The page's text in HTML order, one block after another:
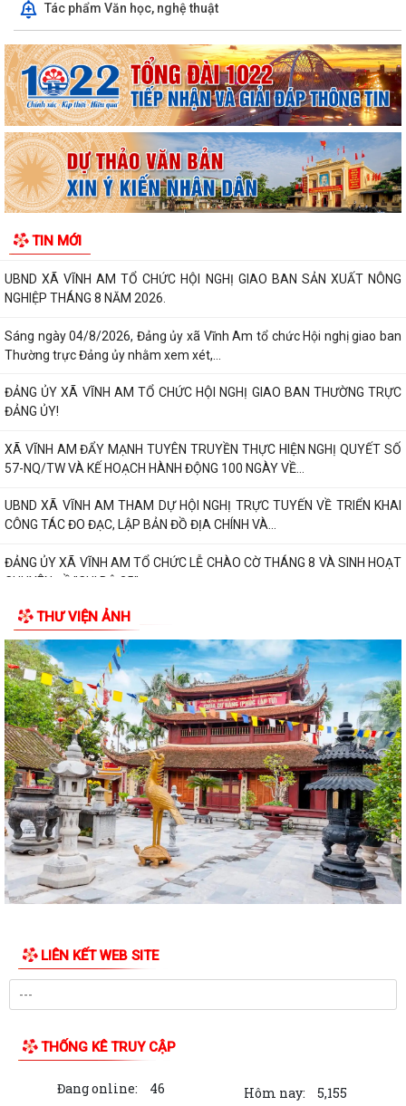
Tác phẩm Văn học, nghệ thuật
TIN MỚI
UBND XÃ VĨNH AM PHỐI HỢP KIỂM TRA HỒ SƠ ĐỀ NGHỊ CẤP KINH PHÍ
HỖ TRỢ THEO NGHỊ QUYẾT SỐ...
UBND XÃ VĨNH AM TỔ CHỨC HỘI NGHỊ ĐÁNH GIÁ KẾT QUẢ THỰC HIỆN
NHIỆM VỤ THÁNG 7, TRIỂN KHAI NHIỆM VỤ...
CẢNH BÁO CÁC THỦ ĐOẠN LỪA ĐẢO TRÊN KHÔNG GIAN MẠNG –
NGƯỜI DÂN TUYỆT ĐỐI KHÔNG CHỦ QUAN!
ĐỊA CHỈ ĐỎ TRÊN QUÊ HƯƠNG VĨNH AM – NƠI THÀNH LẬP CHI BỘ
ĐẢNG CỘNG SẢN ĐẦU TIÊN CỦA HUYỆN VĨNH BẢO.
THƯ CẢM ƠN Về việc ủng hộ Quỹ "Đền ơn đáp nghĩa" năm 2026
UBND XÃ VĨNH AM TỔ CHỨC HỘI NGHỊ GIAO BAN SẢN XUẤT NÔNG
NGHIỆP THÁNG 8 NĂM 2026.
Sáng ngày 04/8/2026, Đảng ủy xã Vĩnh Am tổ chức Hội nghị giao ban
Thường trực Đảng ủy nhằm xem xét,...
ĐẢNG ỦY XÃ VĨNH AM TỔ CHỨC HỘI NGHỊ GIAO BAN THƯỜNG TRỰC
ĐẢNG ỦY!
XÃ VĨNH AM ĐẨY MẠNH TUYÊN TRUYỀN THỰC HIỆN NGHỊ QUYẾT SỐ
57-NQ/TW VÀ KẾ HOẠCH HÀNH ĐỘNG 100 NGÀY VỀ...
UBND XÃ VĨNH AM THAM DỰ HỘI NGHỊ TRỰC TUYẾN VỀ TRIỂN KHAI
CÔNG TÁC ĐO ĐẠC, LẬP BẢN ĐỒ ĐỊA CHÍNH VÀ...
ĐẢNG ỦY XÃ VĨNH AM TỔ CHỨC LỄ CHÀO CỜ THÁNG 8 VÀ SINH HOẠT
CHUYÊN ĐỀ "CHI BỘ 35"
ĐẢNG ỦY UBND XÃ VĨNH AM TỔ CHỨC LỄ CHÀO CỜ, SINH HOẠT DƯỚI
CỜ THÁNG 8 NĂM 2026.
QUYẾT ĐỊNH Về việc công bố thủ tục hành chính nội bộ được sửa đổi,
bổ sung thuộc phạm vi, chức...
QUYẾT ĐỊNH Về việc công bố danh mục thủ tục hành chính được sửa
đổi, bổ sung, bị bãi bỏ thuộc...
QUYẾT ĐỊNH Về việc công bố danh mục thủ tục hành chính ban hành
mới, được sửa đổi, bổ sung lĩnh...
QUYẾT ĐỊNH Về việc công bố Danh mục thủ tục hành chính được sửa
đổi, bổ sung thuộc phạm vi chức...
QUYẾT ĐỊNH tháng năm 2026 Về việc công bố thủ tục hành chính nội
QUYẾT ĐỊNH Về việc công bố danh mục thủ tục hành chính ban hành
mới lĩnh vực điện lực thuộc phạm...
NGHỊ BÁO CÁO VIÊN THÀNH PHỐ THÁNG 7 NĂM...
HÀNH CHÍNH CỦA ĐẢNG TRÊN MÔI TRƯỜNG ĐIỆN...
THƯ VIỆN ẢNH
LIÊN KẾT WEB SITE
THỐNG KÊ TRUY CẬP
Đang online: 46 Hôm nay: 5,155